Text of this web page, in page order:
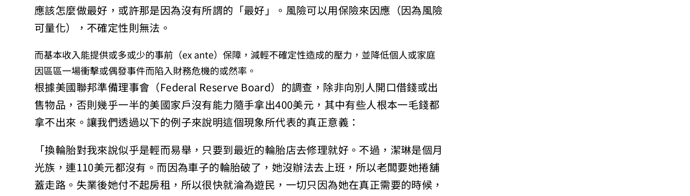
應該怎麼做最好，或許那是因為沒有所謂的「最好」。風險可以用保險來因應（因為風險
可量化），不確定性則無法。
而基本收入能提供或多或少的事前（ex ante）保障，減輕不確定性造成的壓力，並降低個人或家庭
因區區一場衝擊或偶發事件而陷入財務危機的或然率。
根據美國聯邦準備理事會（Federal Reserve Board）的調查，除非向別人開口借錢或出
售物品，否則幾乎一半的美國家戶沒有能力隨手拿出400美元，其中有些人根本一毛錢都
拿不出來。讓我們透過以下的例子來說明這個現象所代表的真正意義：
「換輪胎對我來說似乎是輕而易舉，只要到最近的輪胎店去修理就好。不過，潔琳是個月
光族，連110美元都沒有。而因為車子的輪胎破了，她沒辦法去上班，所以老闆要她捲舖
蓋走路。失業後她付不起房租，所以很快就淪為遊民，一切只因為她在真正需要的時候，